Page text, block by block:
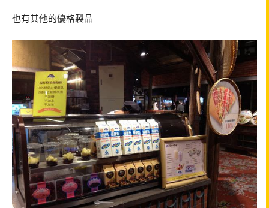
也有其他的優格製品